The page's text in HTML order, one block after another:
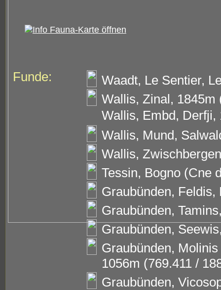
Funde:
Waadt, Le Sentier,
Wallis, Zinal, 1845m
Wallis, Embd, Derfji,
Wallis, Mund,
Wallis,
Tessin, Bogno (Cne
Graubünden, Feldis,
Graubünden,
Graubünden,
Graubünden,
1056m (769.411 /
Graubünden,